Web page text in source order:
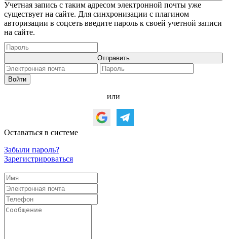
Учетная запись с таким адресом электронной почты уже
существует на сайте. Для синхронизации с плагином
авторизации в соцсеть введите пароль к своей учетной записи
на сайте.
или
Оставаться в системе
Забыли пароль?
Зарегистрироваться